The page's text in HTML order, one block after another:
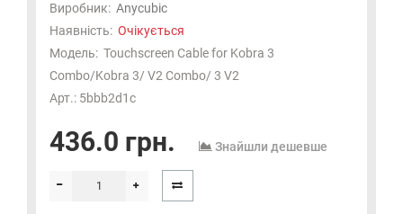
Виробник: Anycubic
Наявність: Очікується
Модель: Touchscreen Cable for Kobra 3
Combo/Kobra 3/ V2 Combo/ 3 V2
Арт.: 5bbb2d1c
436.0 грн. Знайшли дешевше